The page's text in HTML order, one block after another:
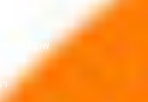
พลี, เกษตรนวมินทร์, เสนานิคม,
“รับซื้อมือถือใกล้ฉัน”, “รับซื้อ
คา”, “รับซื้อแท็บเล็ต กรุงเทพ
คาสูง” — ที่นี่คือคำตอบ เพราะ
ความสะดวกสบายที่เหนือกว่า
จ พร้อมทีมงานที่พร้อมอำนวย
ออาชีพ และจ่ายเงินทันที
วมรูปภาพ
า